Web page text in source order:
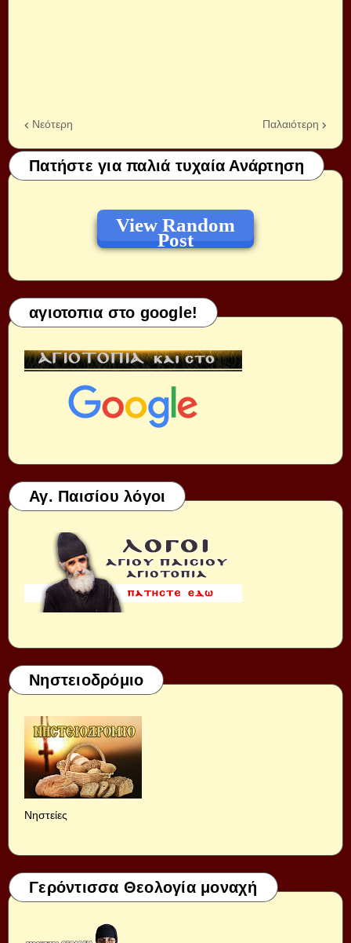
Νεότερη Παλαιότερη
Πατήστε για παλιά τυχαία Ανάρτηση
View Random
Post
αγιοτοπια στο google!
Αγ. Παισίου λόγοι
Νηστειοδρόμιο
Νηστείες
Γερόντισσα Θεολογία μοναχή